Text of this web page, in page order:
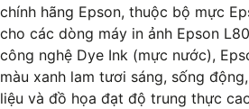
chính hãng Epson, thuộc bộ mực
cho các dòng máy in ảnh Epson
công nghệ Dye Ink (mực nước),
màu xanh lam tươi sáng, sống
liệu và đồ họa đạt độ trung thực